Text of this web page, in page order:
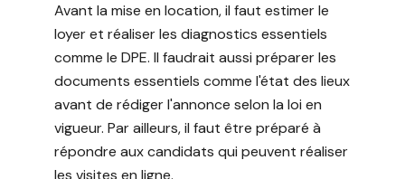
Avant la mise en location, il faut estimer le
loyer et réaliser les diagnostics essentiels
comme le DPE. Il faudrait aussi préparer les
documents essentiels comme l'état des lieux
avant de rédiger l'annonce selon la loi en
vigueur. Par ailleurs, il faut être préparé à
répondre aux candidats qui peuvent réaliser
les visites en ligne.